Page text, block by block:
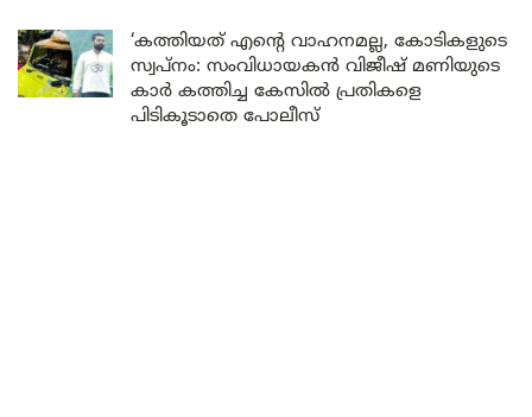
‘കത്തിയത് എന്റെ വാഹനമല്ല, കോടികളുടെ
സ്വപ്നം: സംവിധായകൻ വിജീഷ് മണിയുടെ
കാർ കത്തിച്ച കേസിൽ പ്രതികളെ
പിടികൂടാതെ പോലീസ്